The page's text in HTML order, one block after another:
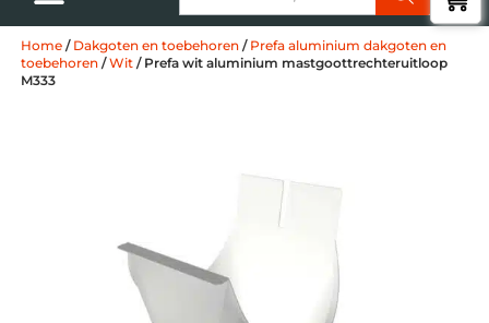
Home/ Dakgoten en toebehoren/ Prefa aluminium dakgoten en
toebehoren/Wit/ Prefa wit aluminium mastgoottrechteruitloop
M333